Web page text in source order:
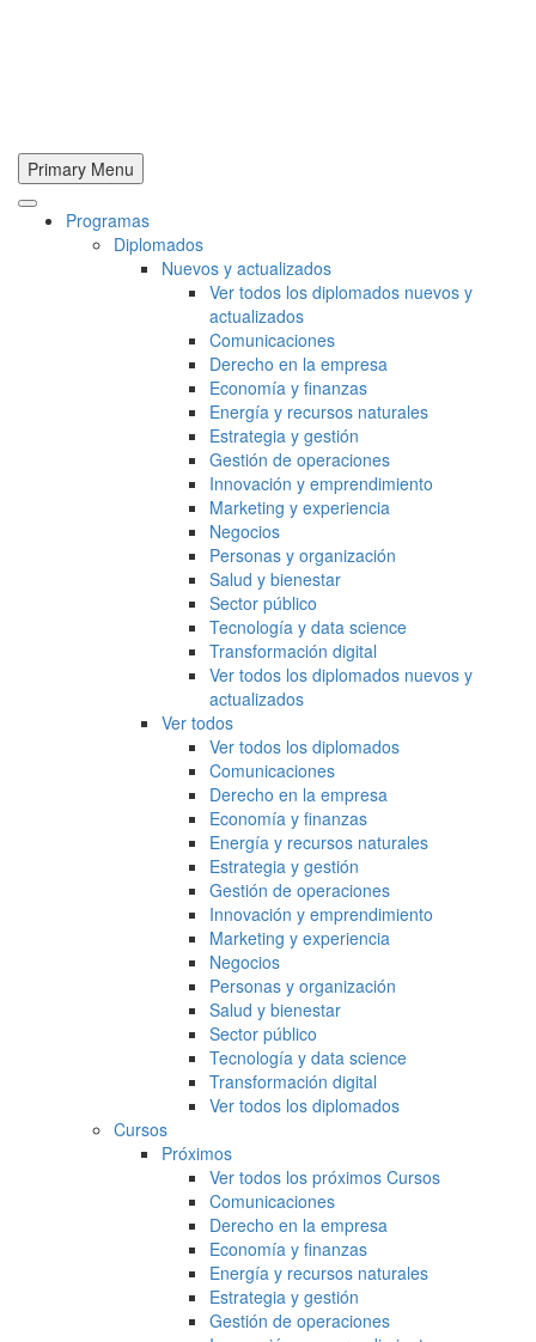
Primary Menu
Programas
Diplomados
Nuevos y actualizados
Ver todos los diplomados nuevos y
actualizados
Comunicaciones
Derecho en la empresa
Economía y finanzas
Energía y recursos naturales
Estrategia y gestión
Gestión de operaciones
Innovación y emprendimiento
Marketing y experiencia
Negocios
Personas y organización
Salud y bienestar
Sector público
Tecnología y data science
Transformación digital
Ver todos los diplomados nuevos y
actualizados
Ver todos
Ver todos los diplomados
Comunicaciones
Derecho en la empresa
Economía y finanzas
Energía y recursos naturales
Estrategia y gestión
Gestión de operaciones
Innovación y emprendimiento
Marketing y experiencia
Negocios
Personas y organización
Salud y bienestar
Sector público
Tecnología y data science
Transformación digital
Ver todos los diplomados
Cursos
Próximos
Ver todos los próximos Cursos
Comunicaciones
Derecho en la empresa
Economía y finanzas
Energía y recursos naturales
Estrategia y gestión
Gestión de operaciones